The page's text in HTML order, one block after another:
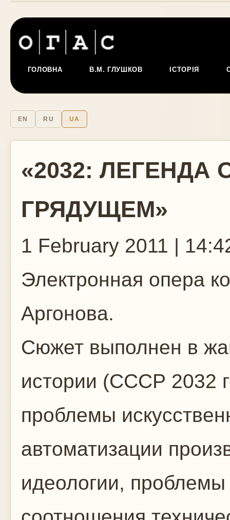
ГОЛОВНА В.М. ГЛУШКОВ ІСТОРІЯ
EN RU UA
«2032:
ГРЯДУЩЕМ»
1 February 2011 |
Электронная опера
Аргонова.
Сюжет выполнен в
истории (СССР 2032
проблемы
автоматизации
идеологии,